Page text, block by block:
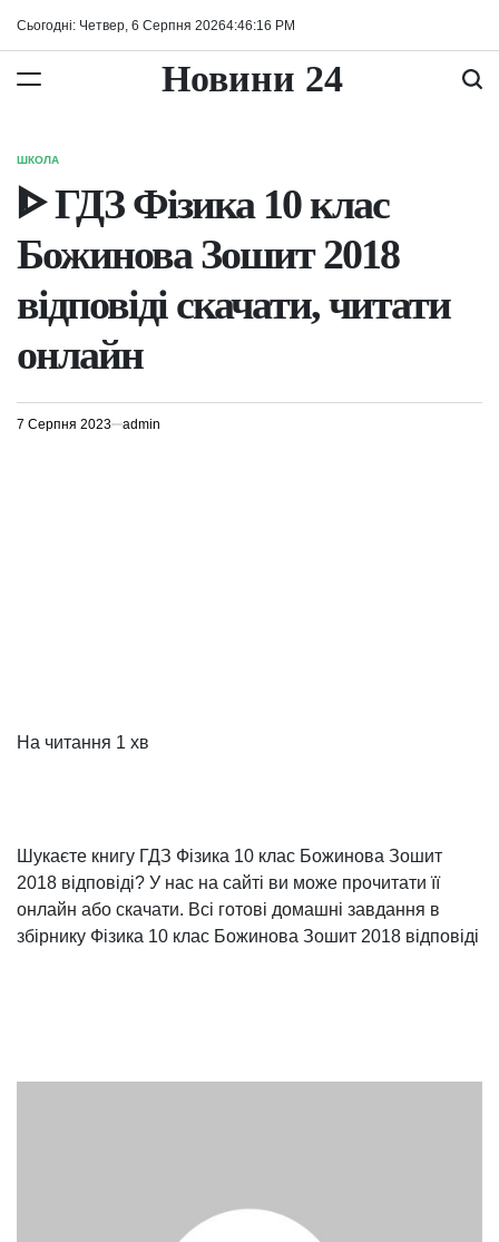
Сьогодні: Четвер, 6 Серпня 20264:46:16 PM
Новини 24
ОПУБЛІКУВАТИ
У
ШКОЛА
ᐈ ГДЗ Фізика 10 клас
Божинова Зошит 2018
відповіді скачати, читати
онлайн
7 Серпня 2023 admin
На читання 1 хв
Шукаєте книгу ГДЗ Фізика 10 клас Божинова Зошит
2018 відповіді? У нас на сайті ви може прочитати її
онлайн або скачати. Всі готові домашні завдання в
збірнику Фізика 10 клас Божинова Зошит 2018 відповіді